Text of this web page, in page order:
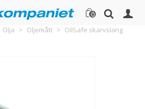
0
Olja > Oljemått > OilSafe skarvslang